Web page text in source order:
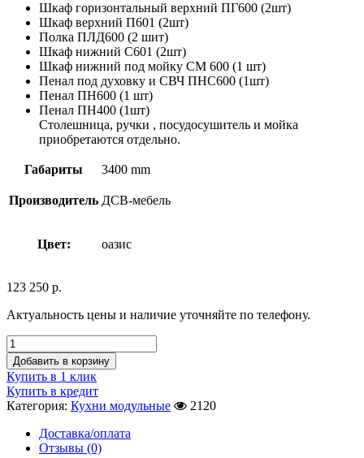
Шкаф горизонтальный верхний ПГ600 (2шт)
Шкаф верхний П601 (2шт)
Полка ПЛД600 (2 шит)
Шкаф нижний С601 (2шт)
Шкаф нижний под мойку СМ 600 (1 шт)
Пенал под духовку и СВЧ ПНС600 (1шт)
Пенал ПН600 (1 шт)
Пенал ПН400 (1шт)
Столешница, ручки , посудосушитель и мойка
приобретаются отдельно.
Габариты 3400 mm
Производитель ДСВ-мебель
Цвет: оазис
123 250 р.
Актуальность цены и наличие уточняйте по телефону.
Добавить в корзину
Купить в 1 клик
Купить в кредит
Категория: Кухни модульные
2120
Доставка/оплата
Отзывы (0)